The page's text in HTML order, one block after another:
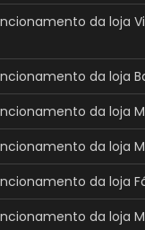
da loja
da loja
da loja
da loja
da loja
da loja